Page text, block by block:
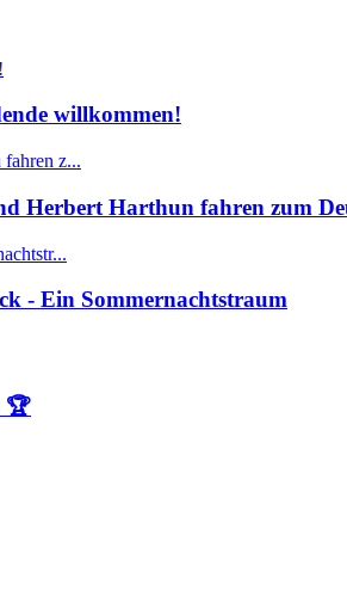
willkommen!
Herbert Harthun fahren zum
- Ein Sommernachtstraum
🏆